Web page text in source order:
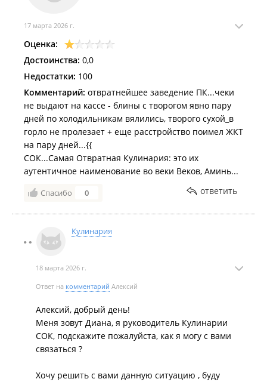
17 марта 2026 г.
Оценка:
Достоинства: 0,0
Недостатки: 100
Комментарий: отвратнейшее заведение ПК...чеки
не выдают на кассе - блины с творогом явно пару
дней по холодильникам вялились, творого сухой_в
горло не пролезает + еще расстройство поимел ЖКТ
на пару дней...{{
СОК...Самая Отвратная Кулинария: это их
аутентичное наименование во веки Веков, Аминь...
Спасибо 0 ответить
Кулинария
18 марта 2026 г.
Ответ на комментарий Алексий
Алексий, добрый день!
Меня зовут Диана, я руководитель Кулинарии
СОК, подскажите пожалуйста, как я могу с вами
связаться ?
Хочу решить с вами данную ситуацию , буду